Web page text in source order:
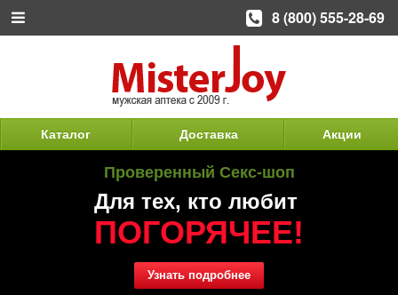
Каталог Доставка Акции
Проверенный Секс-шоп
Для тех, кто любит
ПОГОРЯЧЕЕ!
Узнать подробнее
8 (800) 555-28-69